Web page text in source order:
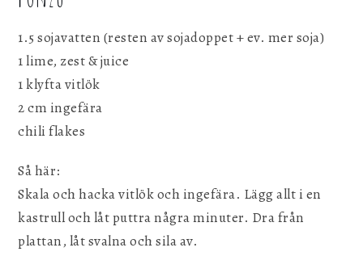
1.5 sojavatten (resten av sojadoppet + ev. mer soja)
1 lime, zest & juice
1 klyfta vitlök
2 cm ingefära
chili flakes
Så här:
Skala och hacka vitlök och ingefära. Lägg allt i en
kastrull och låt puttra några minuter. Dra från
plattan, låt svalna och sila av.